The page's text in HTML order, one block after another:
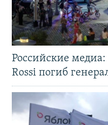
Российские
Rossi погиб